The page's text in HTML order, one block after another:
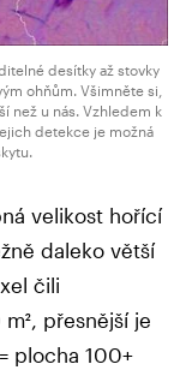
desítky až stovky
ohňům. Všimněte si,
než u nás. Vzhledem k
detekce je možná
velikost hořící
daleko větší
čili
přesnější je
plocha 100+